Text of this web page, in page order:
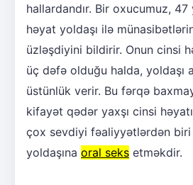
hallardandır. Bir oxucumuz, 47
həyat yoldaşı ilə
üzləşdiyini bildirir. Onun cinsi
üç dəfə olduğu halda, yoldaşı
üstünlük verir. Bu fərqə
kifayət qədər yaxşı cinsi
çox sevdiyi fəaliyyətlərdən biri
yoldaşına oral seks etməkdir.